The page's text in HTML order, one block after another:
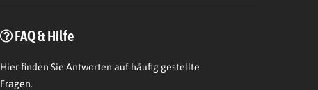
FAQ & Hilfe
Hierfinden Sie Antworten auf häufig gestellte
Fragen.